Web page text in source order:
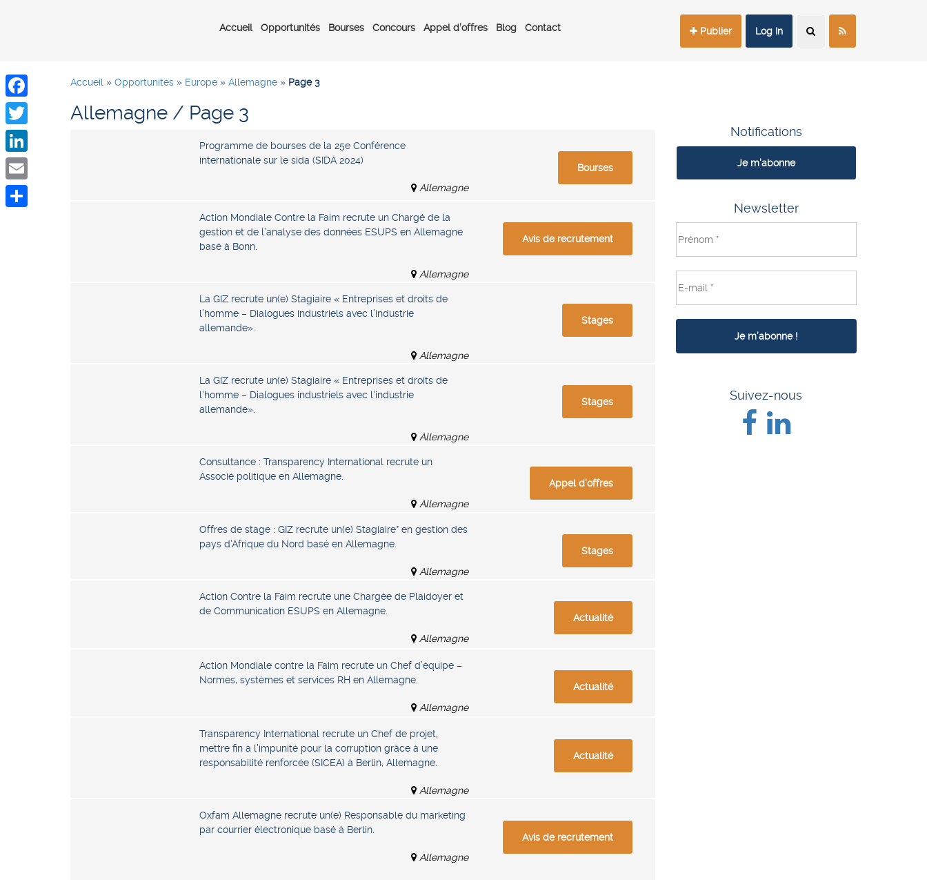
Accueil Opportunités Bourses Concours Appel d’offres Blog Contact Publier Log In
Accueil » Opportunités » Europe » Allemagne » Page 3
Allemagne / Page 3
Programme de bourses de la 25e Conférence
internationale sur le sida (SIDA 2024)
Allemagne
Bourses
Action Mondiale Contre la Faim recrute un Chargé de la
gestion et de l’analyse des données ESUPS en Allemagne
basé à Bonn.
Allemagne
Avis de recrutement
La GIZ recrute un(e) Stagiaire « Entreprises et droits de
l’homme – Dialogues industriels avec l’industrie
allemande».
Allemagne
Stages
La GIZ recrute un(e) Stagiaire « Entreprises et droits de
l’homme – Dialogues industriels avec l’industrie
allemande».
Allemagne
Stages
Consultance : Transparency International recrute un
Associé politique en Allemagne.
Allemagne
Appel d'offres
Offres de stage : GIZ recrute un(e) Stagiaire* en gestion des
pays d’Afrique du Nord basé en Allemagne.
Allemagne
Stages
Action Contre la Faim recrute une Chargée de Plaidoyer et
de Communication ESUPS en Allemagne.
Allemagne
Actualité
Action Mondiale contre la Faim recrute un Chef d’équipe –
Normes, systèmes et services RH en Allemagne.
Allemagne
Actualité
Transparency International recrute un Chef de projet,
mettre fin à l’impunité pour la corruption grâce à une
responsabilité renforcée (SICEA) à Berlin, Allemagne.
Allemagne
Actualité
Oxfam Allemagne recrute un(e) Responsable du marketing
par courrier électronique basé à Berlin.
Allemagne
Avis de recrutement
Notifications
Je m'abonne
Newsletter
Suivez-nous
Facebook
Twitter
LinkedIn
Email